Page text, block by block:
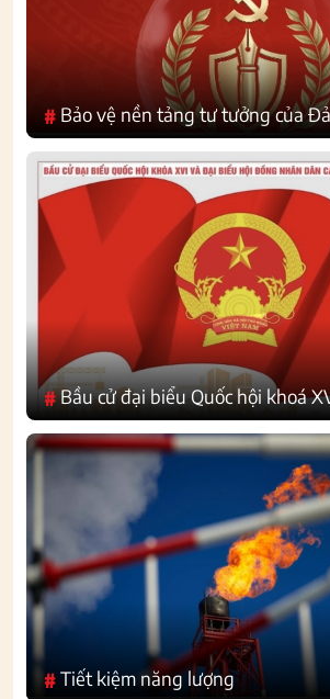
# Bảo vệ nền tảng tư tưởng của
#Bầu cử đại biểu Quốc hội khoá
#Tiết kiệm năng lượng